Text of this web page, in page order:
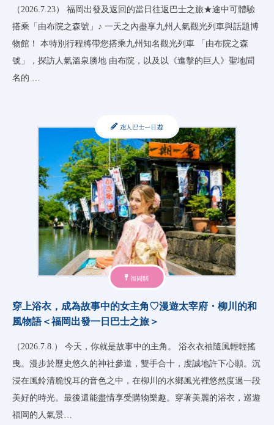
（2026.7.23） 福岡出發及返回的當日往返巴士之旅★途中可體驗
搭乘「由布院之森號」♪ 一天之內盡享九州人氣觀光列車與話題博
物館！ 本特別行程將帶您搭乘九州知名觀光列車 「由布院之森
號」，探訪人氣溫泉勝地 由布院，以及以《進擊的巨人》聖地聞
名的 …
福岡縣
迷人巴士一日遊
穿上浴衣，成為故事中的女主角♡漫遊太宰府・柳川的和
風物語＜福岡出發一日巴士之旅＞
（2026.7.8.） 今天，你就是故事中的主角。 浴衣衣袖隨風輕輕搖
曳。漫步於歷史悠久的神社參道，雙手合十，虔誠地許下心願。沉
浸在風鈴清脆悅耳的音色之中，在柳川的水鄉風光裡悠然度過一段
美好的時光。最後還能盡情享受購物樂趣。穿著美麗的浴衣，巡遊
福岡的人氣景…